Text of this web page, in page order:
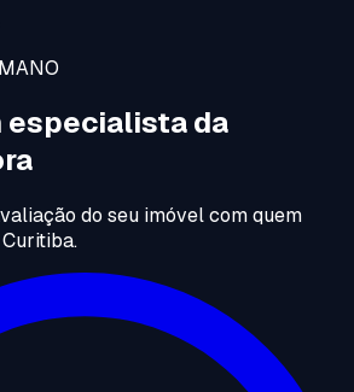
especialista da
do seu imóvel com quem